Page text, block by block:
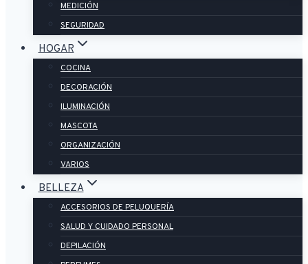
MEDICIÓN
SEGURIDAD
HOGAR
COCINA
DECORACIÓN
ILUMINACIÓN
MASCOTA
ORGANIZACIÓN
VARIOS
BELLEZA
ACCESORIOS DE PELUQUERÍA
SALUD Y CUIDADO PERSONAL
DEPILACIÓN